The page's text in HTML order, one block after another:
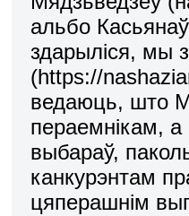
альбо
здарыліся, мы
(https://
ведаюць, што
пераемнікам, а
выбараў,
канкурэнтам
цяперашнім